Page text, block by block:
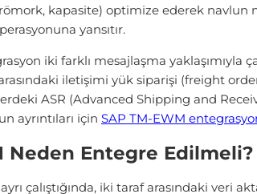
römork, kapasite) optimize ederek
yansıtır.
iki farklı mesajlaşma
iletişimi yük siparişi (freight
ASR (Advanced Shipping and
ayrıntıları için SAP TM-EWM
Neden Entegre Edilmeli?
çalıştığında, iki taraf arasındaki veri